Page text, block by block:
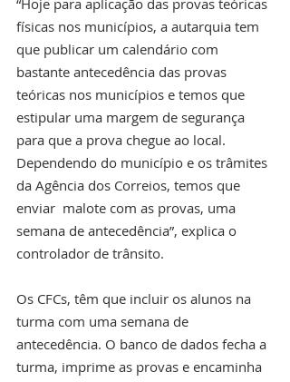
físicas nos municípios, a autarquia tem
que publicar um calendário com
bastante antecedência das provas
teóricas nos municípios e temos que
estipular uma margem de segurança
para que a prova chegue ao local.
Dependendo do município e os trâmites
da Agência dos Correios, temos que
enviar  malote com as provas, uma
semana de antecedência”, explica o
controlador de trânsito.
Os CFCs, têm que incluir os alunos na
turma com uma semana de
antecedência. O banco de dados fecha a
turma, imprime as provas e encaminha